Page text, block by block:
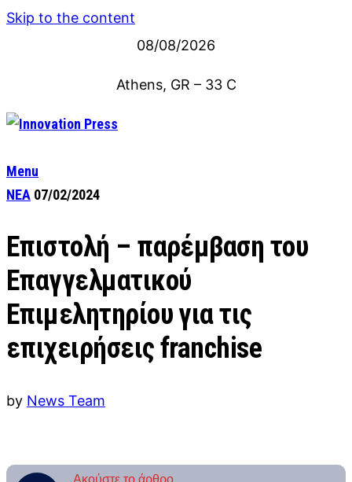
Skip to the content
08/08/2026
Athens, GR – 33 C
Menu
ΝΕΑ 07/02/2024
Επιστολή – παρέμβαση του
Επαγγελματικού
Επιμελητηρίου για τις
επιχειρήσεις franchise
by News Team